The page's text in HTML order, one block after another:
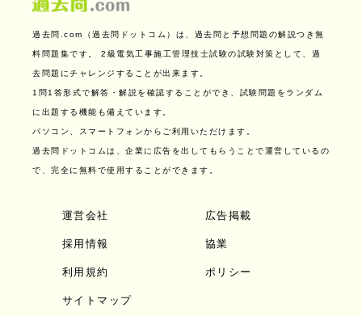
過去問.com（過去問ドットコム）は、過去問と予想問題の解説つき無
料問題集です。 2級電気工事施工管理技士試験の試験対策として、過
去問題にチャレンジすることが出来ます。
1問1答形式で解答・解説を確認することができ、試験問題をランダム
に出題する機能も備えています。
パソコン、スマートフォンからご利用いただけます。
過去問ドットコムは、企業に広告を出してもらうことで運営しているの
で、完全に無料で使用することができます。
運営会社 広告掲載
採用情報 協業
利用規約 ポリシー
サイトマップ